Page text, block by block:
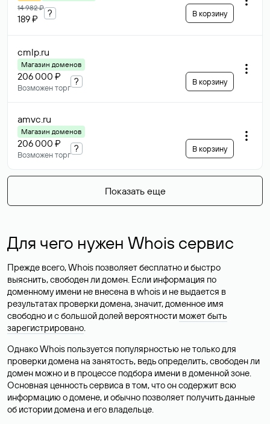
14 982 ₽
189 ₽
? В корзину
cmlp.ru
Магазин доменов
206 000 ₽
Возможен торг
? В корзину
amvc.ru
Магазин доменов
206 000 ₽
Возможен торг
? В корзину
Показать еще
Для чего нужен Whois сервис
Прежде всего, Whois позволяет бесплатно и быстро
выяснить, свободен ли домен. Если информация по
доменному имени не внесена в whois и не выдается в
результатах проверки домена, значит, доменное имя
свободно и с большой долей вероятности может быть
зарегистрировано.
Однако Whois пользуется популярностью не только для
проверки домена на занятость, ведь определить, свободен ли
домен можно и в процессе подбора имени в доменной зоне.
Основная ценность сервиса в том, что он содержит всю
информацию о домене, и обычно позволяет получить данные
об истории домена и его владельце.